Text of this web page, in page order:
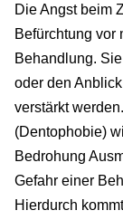
Die Angst beim
Befürchtung vor
Behandlung.
oder den
verstärkt
(Dentophobie)
Bedrohung
Gefahr einer
Hierdurch